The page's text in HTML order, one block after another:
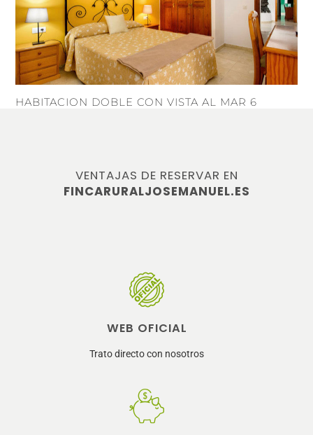
HABITACION DOBLE CON VISTA AL MAR 6
VENTAJAS DE RESERVAR EN
FINCARURALJOSEMANUEL.ES
WEB OFICIAL
Trato directo con nosotros